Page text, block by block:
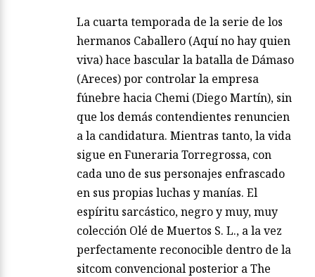
La cuarta temporada de la serie de los
hermanos Caballero (Aquí no hay quien
viva) hace bascular la batalla de Dámaso
(Areces) por controlar la empresa
fúnebre hacia Chemi (Diego Martín), sin
que los demás contendientes renuncien
a la candidatura. Mientras tanto, la vida
sigue en Funeraria Torregrossa, con
cada uno de sus personajes enfrascado
en sus propias luchas y manías. El
espíritu sarcástico, negro y muy, muy
colección Olé de Muertos S. L., a la vez
perfectamente reconocible dentro de la
sitcom convencional posterior a The